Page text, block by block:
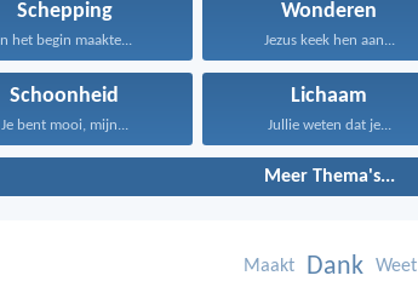
Schepping
In het begin maakte...
Wonderen
Jezus keek hen aan...
Schoonheid
Je bent mooi, mijn...
Lichaam
Jullie weten dat je...
Meer Thema's...
Maakt Dank Weet